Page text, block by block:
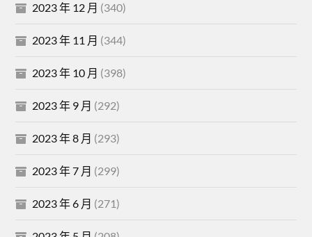
2023 年 12 月 (340)
2023 年 11 月 (344)
2023 年 10 月 (398)
2023 年 9 月 (292)
2023 年 8 月 (293)
2023 年 7 月 (299)
2023 年 6 月 (271)